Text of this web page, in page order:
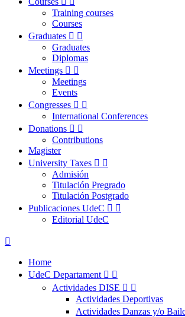
Training courses
Courses
Graduates  
Graduates
Diplomas
Meetings  
Meetings
Events
Congresses  
International Conferences
Donations  
Contributions
Magister
University Taxes  
Admisión
Titulación Pregrado
Titulación Postgrado
Publicaciones UdeC  
Editorial UdeC

Home
UdeC Departament  
Actividades DISE  
Actividades Deportivas
Actividades Danzas y/o